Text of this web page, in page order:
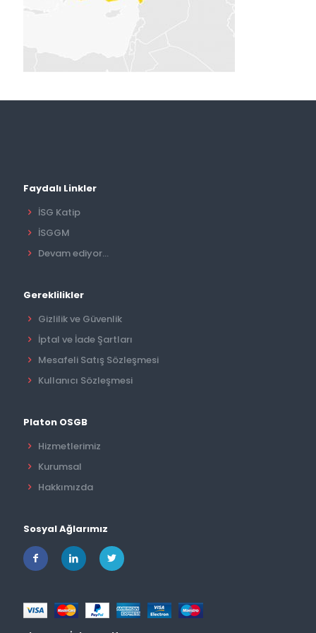
Faydalı Linkler
İSG Katip
İSGGM
Devam ediyor...
Gereklilikler
Gizlilik ve Güvenlik
İptal ve İade Şartları
Mesafeli Satış Sözleşmesi
Kullanıcı Sözleşmesi
Platon OSGB
Hizmetlerimiz
Kurumsal
Hakkımızda
Sosyal Ağlarımız